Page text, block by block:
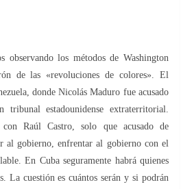
observando los métodos de Washington
de las «revoluciones de colores». El
donde Nicolás Maduro fue acusado
tribunal estadounidense extraterritorial.
Raúl Castro, solo que acusado de
al gobierno, enfrentar al gobierno con el
En Cuba seguramente habrá quienes
La cuestión es cuántos serán y si podrán